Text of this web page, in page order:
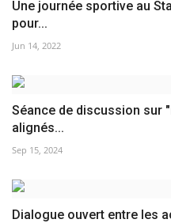
Une journée sportive au
pour...
Jun 14, 2022
Séance de discussion sur
alignés...
Sep 15, 2024
Dialogue ouvert entre les